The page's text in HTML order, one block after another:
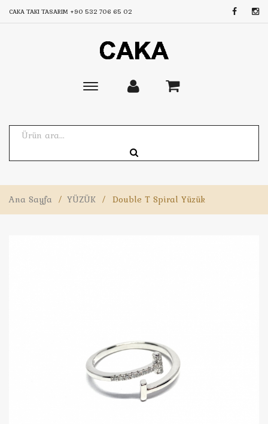
CAKA TAKI TASARIM +90 532 706 65 02
Toggle
Ana Sayfa / YÜZÜK / Double T Spiral Yüzük